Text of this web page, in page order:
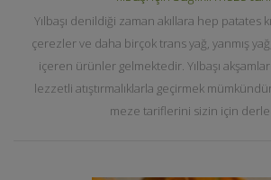
Yılbaşı denildiği zaman akıllara hep patates
çerezler ve daha birçok trans yağ, yanmış
içeren ürünler gelmektedir. Yılbaşı
lezzetli atıştırmalıklarla geçirmek
meze tariflerini sizin için